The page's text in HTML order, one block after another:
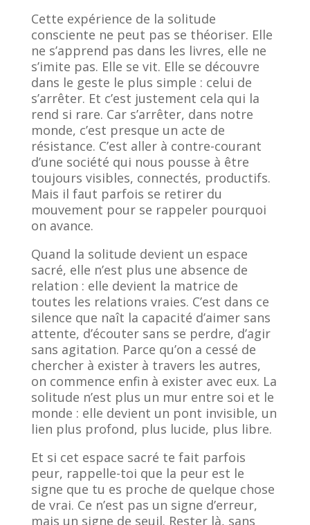
Cette expérience de la solitude
consciente ne peut pas se théoriser. Elle
ne s’apprend pas dans les livres, elle ne
s’imite pas. Elle se vit. Elle se découvre
dans le geste le plus simple : celui de
s’arrêter. Et c’est justement cela qui la
rend si rare. Car s’arrêter, dans notre
monde, c’est presque un acte de
résistance. C’est aller à contre-courant
d’une société qui nous pousse à être
toujours visibles, connectés, productifs.
Mais il faut parfois se retirer du
mouvement pour se rappeler pourquoi
on avance.
Quand la solitude devient un espace
sacré, elle n’est plus une absence de
relation : elle devient la matrice de
toutes les relations vraies. C’est dans ce
silence que naît la capacité d’aimer sans
attente, d’écouter sans se perdre, d’agir
sans agitation. Parce qu’on a cessé de
chercher à exister à travers les autres,
on commence enfin à exister avec eux. La
solitude n’est plus un mur entre soi et le
monde : elle devient un pont invisible, un
lien plus profond, plus lucide, plus libre.
Et si cet espace sacré te fait parfois
peur, rappelle-toi que la peur est le
signe que tu es proche de quelque chose
de vrai. Ce n’est pas un signe d’erreur,
mais un signe de seuil. Rester là, sans